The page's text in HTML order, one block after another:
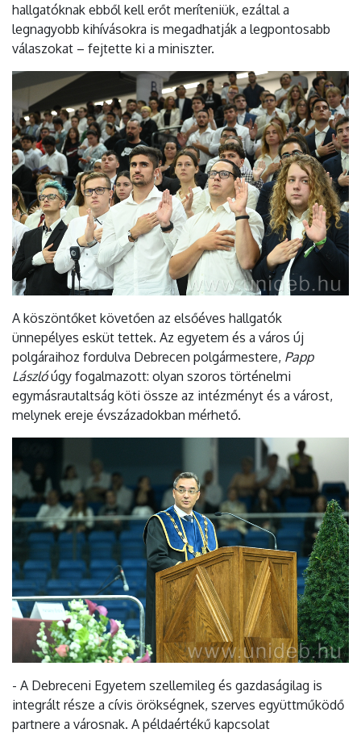
hallgatóknak ebből kell erőt meríteniük, ezáltal a
legnagyobb kihívásokra is megadhatják a legpontosabb
válaszokat – fejtette ki a miniszter.
A köszöntőket követően az elsőéves hallgatók
ünnepélyes esküt tettek. Az egyetem és a város új
polgáraihoz fordulva Debrecen polgármestere, Papp
Lászlóúgy fogalmazott: olyan szoros történelmi
egymásrautaltság köti össze az intézményt és a várost,
melynek ereje évszázadokban mérhető.
- A Debreceni Egyetem szellemileg és gazdaságilag is
integrált része a cívis örökségnek, szerves együttműködő
partnere a városnak. A példaértékű kapcsolat